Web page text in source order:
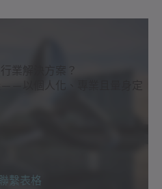
——以個人化、專業且量身定
繫表格